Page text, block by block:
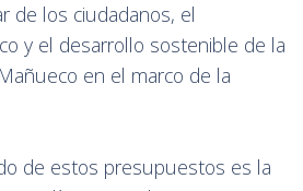
de los ciudadanos, el
y el desarrollo sostenible de la
en el marco de la
de estos presupuestos es la